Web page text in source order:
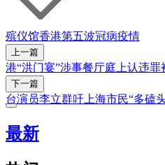
殡仪馆香港第五波冠病疫情
上一篇
港“洪门宴”涉事餐厅庭上认违罪
下一篇
台演员李立群吁上海市民“多磕
最新